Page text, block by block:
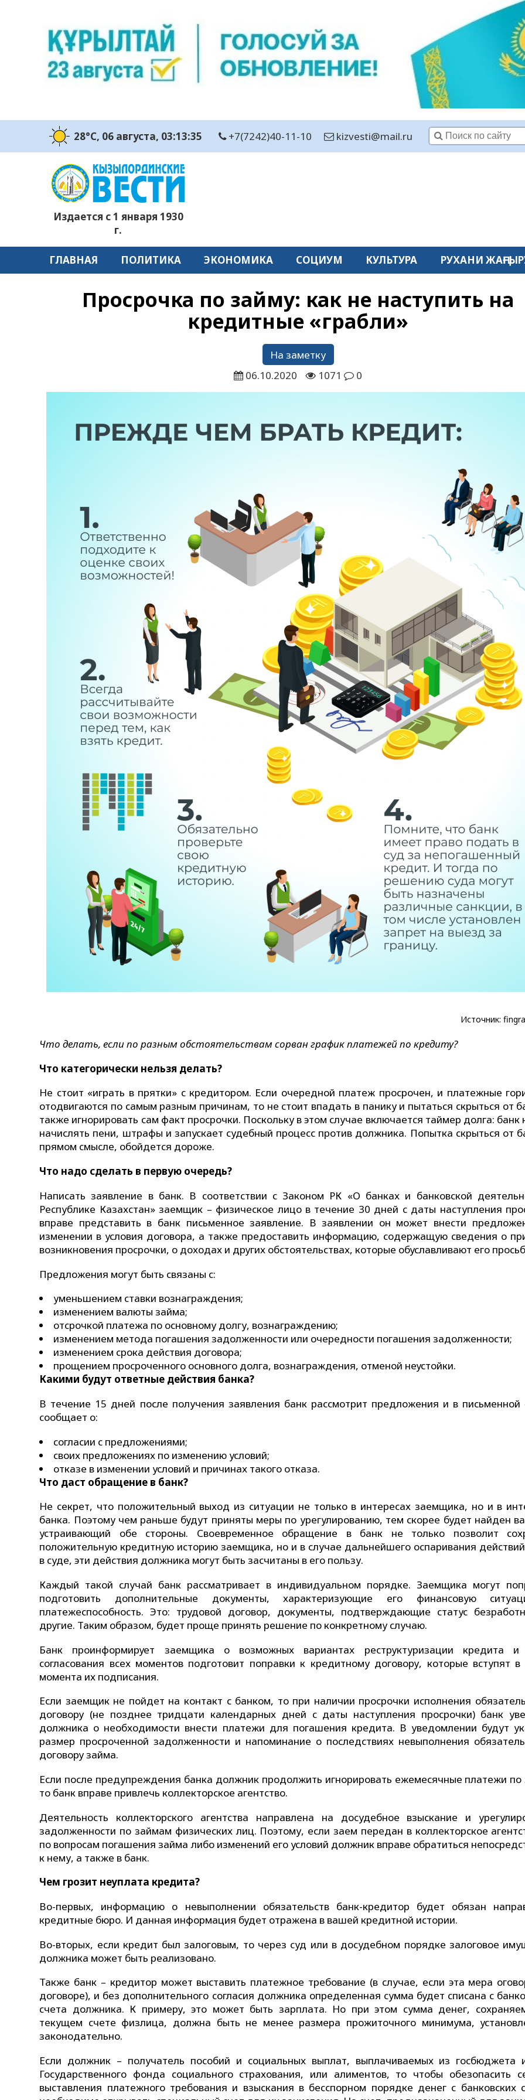
28°C, 06 августа, 03:13:36 +7(7242)40-11-10 kizvesti@mail.ru
Издается с 1 января 1930
г.
ГЛАВНАЯ ПОЛИТИКА ЭКОНОМИКА СОЦИУМ КУЛЬТУРА РУХАНИ
Просрочка по займу: как не наступить на
кредитные «грабли»
На заметку
06.10.2020
1071 0
Источник:
Что делать, если по разным обстоятельствам сорван график платежей по кредиту?
Что категорически нельзя делать?
Не стоит «играть в прятки» с кредитором. Если очередной платеж просрочен, и платежные
отодвигаются по самым разным причинам, то не стоит впадать в панику и пытаться скрыться от
также игнорировать сам факт просрочки. Поскольку в этом случае включается таймер долга: банк
начислять пени, штрафы и запускает судебный процесс против должника. Попытка скрыться от
прямом смысле, обойдется дороже.
Что надо сделать в первую очередь?
Написать заявление в банк. В соответствии с Законом РК «О банках и банковской
Республике Казахстан» заемщик – физическое лицо в течение 30 дней с даты наступления
вправе представить в банк письменное заявление. В заявлении он может внести
изменении в условия договора, а также предоставить информацию, содержащую сведения о
возникновения просрочки, о доходах и других обстоятельствах, которые обуславливают его
Предложения могут быть связаны с:
уменьшением ставки вознаграждения;
изменением валюты займа;
отсрочкой платежа по основному долгу, вознаграждению;
изменением метода погашения задолженности или очередности погашения задолженности;
изменением срока действия договора;
прощением просроченного основного долга, вознаграждения, отменой неустойки.
Какими будут ответные действия банка?
В течение 15 дней после получения заявления банк рассмотрит предложения и в
сообщает о:
согласии с предложениями;
своих предложениях по изменению условий;
отказе в изменении условий и причинах такого отказа.
Что даст обращение в банк?
Не секрет, что положительный выход из ситуации не только в интересах заемщика, но и в
банка. Поэтому чем раньше будут приняты меры по урегулированию, тем скорее будет найден
устраивающий обе стороны. Своевременное обращение в банк не только позволит
положительную кредитную историю заемщика, но и в случае дальнейшего оспаривания
в суде, эти действия должника могут быть засчитаны в его пользу.
Каждый такой случай банк рассматривает в индивидуальном порядке. Заемщика могут
подготовить дополнительные документы, характеризующие его финансовую
платежеспособность. Это: трудовой договор, документы, подтверждающие статус
другие. Таким образом, будет проще принять решение по конкретному случаю.
Банк проинформирует заемщика о возможных вариантах реструктуризации кредита и
согласования всех моментов подготовит поправки к кредитному договору, которые вступят в
момента их подписания.
Если заемщик не пойдет на контакт с банком, то при наличии просрочки исполнения
договору (не позднее тридцати календарных дней с даты наступления просрочки) банк
должника о необходимости внести платежи для погашения кредита. В уведомлении будут
размер просроченной задолженности и напоминание о последствиях невыполнения
договору займа.
Если после предупреждения банка должник продолжить игнорировать ежемесячные платежи по
то банк вправе привлечь коллекторское агентство.
Деятельность коллекторского агентства направлена на досудебное взыскание и
задолженности по займам физических лиц. Поэтому, если заем передан в коллекторское
по вопросам погашения займа либо изменений его условий должник вправе обратиться
к нему, а также в банк.
Чем грозит неуплата кредита?
Во-первых, информацию о невыполнении обязательств банк-кредитор будет обязан
кредитные бюро. И данная информация будет отражена в вашей кредитной истории.
Во-вторых, если кредит был залоговым, то через суд или в досудебном порядке залоговое
должника может быть реализовано.
Также банк – кредитор может выставить платежное требование (в случае, если эта мера
договоре), и без дополнительного согласия должника определенная сумма будет списана с
счета должника. К примеру, это может быть зарплата. Но при этом сумма денег,
текущем счете физлица, должна быть не менее размера прожиточного минимума,
законодательно.
Если должник – получатель пособий и социальных выплат, выплачиваемых из госбюджета
Государственного фонда социального страхования, или алиментов, то чтобы обезопасить
выставления платежного требования и взыскания в бесспорном порядке денег с банковских